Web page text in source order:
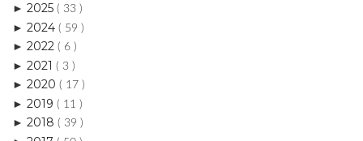
► 2025 ( 33 )
► 2024 ( 59 )
► 2022 ( 6 )
► 2021 ( 3 )
► 2020 ( 17 )
► 2019 ( 11 )
► 2018 ( 39 )